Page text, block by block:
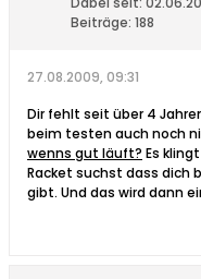
Beiträge: 188
27.08.2009, 09:31
Dir fehlt seit über 4
beim testen auch noch
wenns gut läuft? Es
Racket suchst dass dich
gibt. Und das wird dann